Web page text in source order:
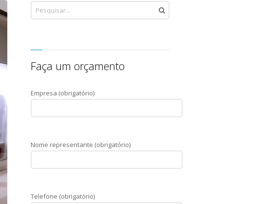
Faça um orçamento
Empresa (obrigatório)
Nome representante (obrigatório)
Telefone (obrigatório)